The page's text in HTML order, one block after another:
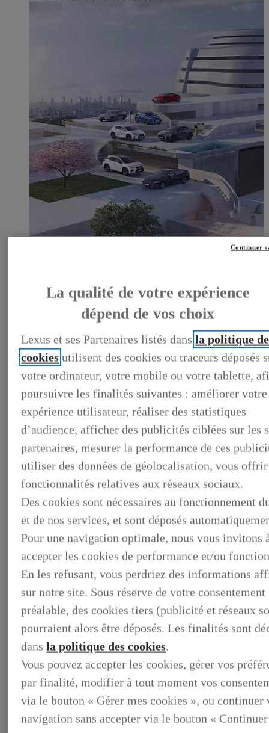
D'OCCASION LABELLISEES LEXUS PREFERENCE
BUSINESS
LES AVANTAGES LEXUS BUSINESS
ELECTRIFIED TESTDRIVE
NOS OFFRES DU MOMENT
NOS SOLUTIONS DE FINANCEMENT
L'HYBRIDE POUR LES PROFESSIONNELS
CONTACTEZ-NOUS
BUSINESS
DECOUVREZ NOS SOLUTIONS DEDIEES AUX
PROFESSIONNELS
AUX PROFESSIONNELS
VOTRE LEXUS
ENTRETIEN & REPARATION
Entretien du vehicule
Verification du systeme hybride
Controle technique
La qualité de votre expérience
dépend de vos choix
Lexus et ses Partenaires listés dansla politique
cookies utilisent des cookies ou traceurs déposés
votre ordinateur, votre mobile ou votre tablette,
poursuivre les finalités suivantes : améliorer votre
expérience utilisateur, réaliser des statistiques
d’audience, afficher des publicités ciblées sur les
partenaires, mesurer la performance de ces
utiliser des données de géolocalisation, vous offrir
fonctionnalités relatives aux réseaux sociaux.
Des cookies sont nécessaires au fonctionnement
et de nos services, et sont déposés
Pour une navigation optimale, nous vous invitons
accepter les cookies de performance et/ou
En les refusant, vous perdriez des informations
sur notre site. Sous réserve de votre consentement
préalable, des cookies tiers (publicité et réseaux
pourraient alors être déposés. Les finalités sont
dansla politique des cookies.
Vous pouvez accepter les cookies, gérer vos
par finalité, modifier à tout moment vos
via le bouton « Gérer mes cookies », ou continuer
navigation sans accepter via le bouton « Continuer
Continuer